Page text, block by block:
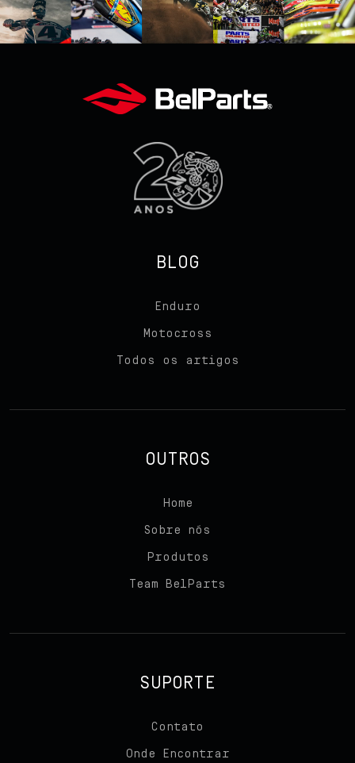
Início
Sobre nós
Produtos
Seja um revendedor
Blog
Contato
BLOG
Enduro
Motocross
Todos os artigos
OUTROS
Home
Sobre nós
Produtos
Team BelParts
SUPORTE
Contato
Onde Encontrar